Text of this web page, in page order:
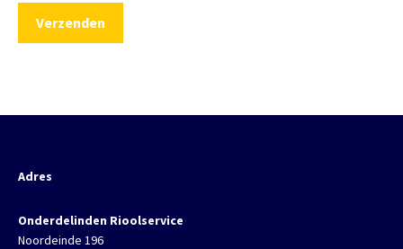
Adres
Onderdelinden Rioolservice
Noordeinde 196